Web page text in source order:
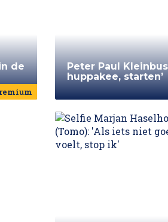
de
Peter Paul
huppakee, starten’